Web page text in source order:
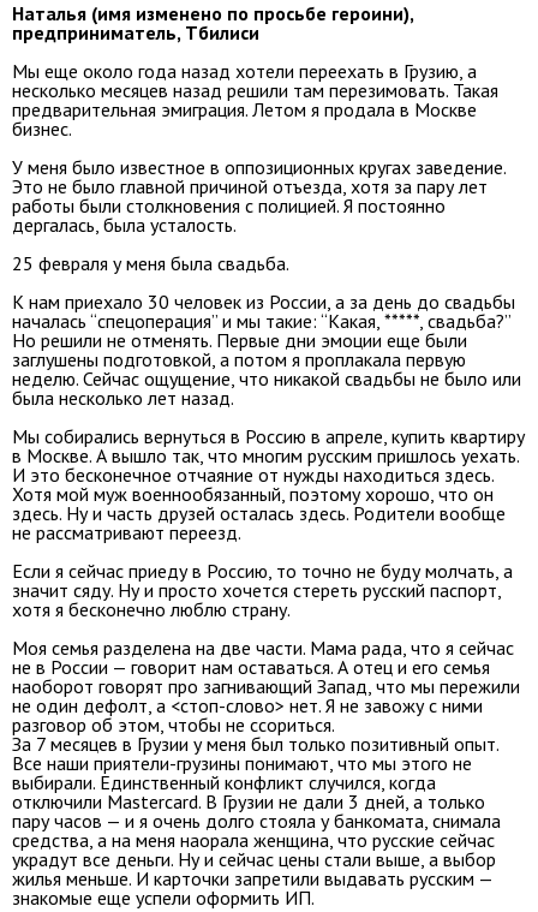
Наталья (имя изменено по просьбе героини),
предприниматель, Тбилиси
Мы еще около года назад хотели переехать в Грузию, а
несколько месяцев назад решили там перезимовать. Такая
предварительная эмиграция. Летом я продала в Москве
бизнес.
У меня было известное в оппозиционных кругах заведение.
Это не было главной причиной отъезда, хотя за пару лет
работы были столкновения с полицией. Я постоянно
дергалась, была усталость.
25 февраля у меня была свадьба.
К нам приехало 30 человек из России, а за день до свадьбы
началась “спецоперация” и мы такие: “Какая, *****, свадьба?”
Но решили не отменять. Первые дни эмоции еще были
заглушены подготовкой, а потом я проплакала первую
неделю. Сейчас ощущение, что никакой свадьбы не было или
была несколько лет назад.
Мы собирались вернуться в Россию в апреле, купить квартиру
в Москве. А вышло так, что многим русским пришлось уехать.
И это бесконечное отчаяние от нужды находиться здесь.
Хотя мой муж военнообязанный, поэтому хорошо, что он
здесь. Ну и часть друзей осталась здесь. Родители вообще
не рассматривают переезд.
Если я сейчас приеду в Россию, то точно не буду молчать, а
значит сяду. Ну и просто хочется стереть русский паспорт,
хотя я бесконечно люблю страну.
Моя семья разделена на две части. Мама рада, что я сейчас
не в России — говорит нам оставаться. А отец и его семья
наоборот говорят про загнивающий Запад, что мы пережили
не один дефолт, а <стоп-слово> нет. Я не завожу с ними
разговор об этом, чтобы не ссориться.
За 7 месяцев в Грузии у меня был только позитивный опыт.
Все наши приятели-грузины понимают, что мы этого не
выбирали. Единственный конфликт случился, когда
отключили Mastercard. В Грузии не дали 3 дней, а только
пару часов — и я очень долго стояла у банкомата, снимала
средства, а на меня наорала женщина, что русские сейчас
украдут все деньги. Ну и сейчас цены стали выше, а выбор
жилья меньше. И карточки запретили выдавать русским —
знакомые еще успели оформить ИП.